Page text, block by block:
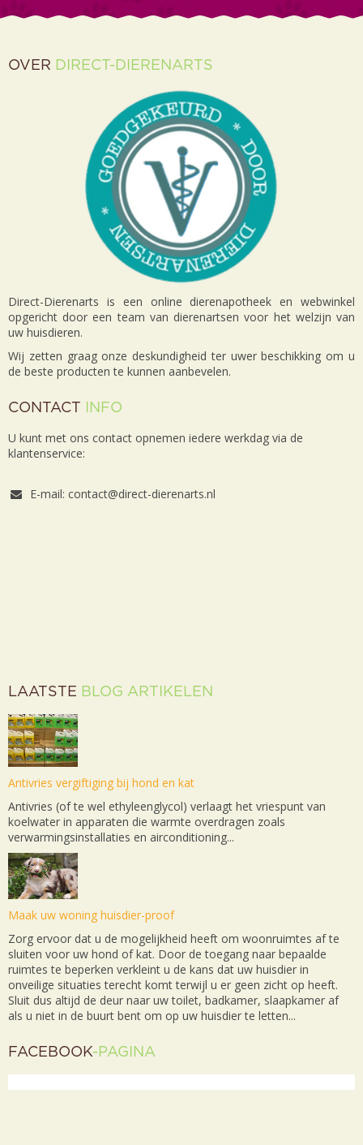
OVER DIRECT-DIERENARTS
Direct-Dierenarts is een online dierenapotheek en webwinkel
opgericht door een team van dierenartsen voor het welzijn van
uw huisdieren.
Wij zetten graag onze deskundigheid ter uwer beschikking om u
de beste producten te kunnen aanbevelen.
CONTACT INFO
U kunt met ons contact opnemen iedere werkdag via de
klantenservice:
E-mail: contact@direct-dierenarts.nl
LAATSTE BLOG ARTIKELEN
Antivries vergiftiging bij hond en kat
Antivries (of te wel ethyleenglycol) verlaagt het vriespunt van
koelwater in apparaten die warmte overdragen zoals
verwarmingsinstallaties en airconditioning...
Maak uw woning huisdier-proof
Zorg ervoor dat u de mogelijkheid heeft om woonruimtes af te
sluiten voor uw hond of kat. Door de toegang naar bepaalde
ruimtes te beperken verkleint u de kans dat uw huisdier in
onveilige situaties terecht komt terwijl u er geen zicht op heeft.
Sluit dus altijd de deur naar uw toilet, badkamer, slaapkamer af
als u niet in de buurt bent om op uw huisdier te letten...
FACEBOOK-PAGINA